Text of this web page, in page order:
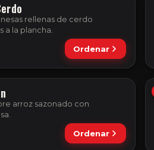
rellenas de cerdo
a la plancha.
Ordenar
arroz sazonado con
Ordenar